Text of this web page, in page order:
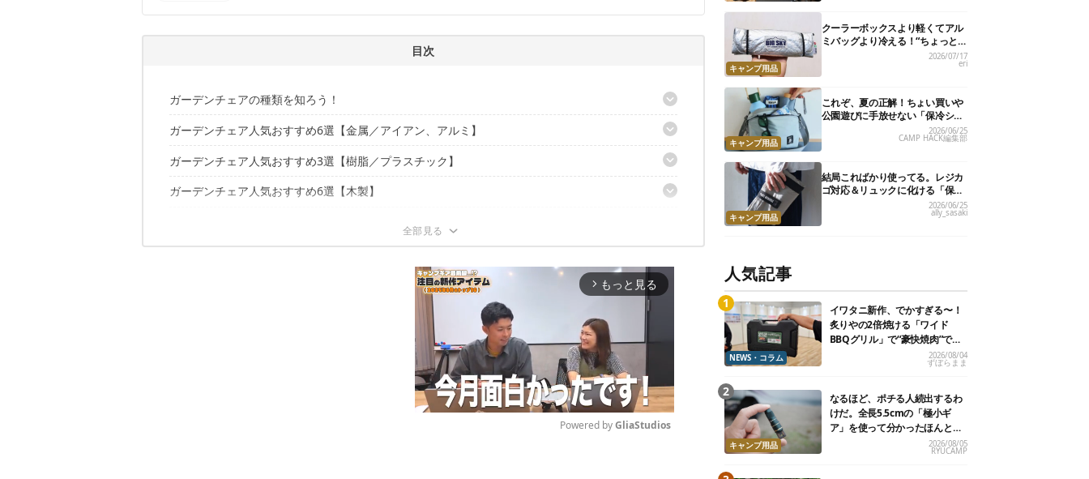
目次
ガーデンチェアの種類を知ろう！
金属／アイアン、アルミ
木製
ラタン調
ガーデンチェア人気おすすめ6選【金属／アイアン、アルミ】
【アルミガーデンチェア 4脚セット】
【ロゼッタ アンティーク チェア 2脚セット】
【タカショー G-Style アルカウンチェア】
【ガーデンチェア アルミチェア】
ガーデンチェア人気おすすめ3選【樹脂／プラスチック】
【アディロンダック チェア】
ガーデンチェア人気おすすめ6選【木製】
【山善 ガーデンマスター フォールディングチェア】
リクライニング式ガーデンチェアおすすめ2選
【ラフマ アールエスエックスエー リクライニングチェア】
【タカショー ローズ ガーデンテーブル3点セット】
【山善 ガーデンマスター モザイクテーブル3点セット】
arrow_forward_ios もっと見る
Powered by GliaStudios
キャンプ用品
クーラーボックスより軽くてアル
ミバッグより冷える！“ちょっと
の保冷”に大活躍の軽量バッグ7選
2026/07/17
eri
キャンプ用品
これぞ、夏の正解！ちょい買いや
公園遊びに手放せない「保冷ショ
2026/06/25
CAMP HACK編集部
キャンプ用品
結局こればかり使ってる。レジカ
ゴ対応＆リュックに化ける「保冷
2026/06/25
ally_sasaki
人気記事
NEWS・コラム
イワタニ新作、でかすぎる〜！
炙りやの2倍焼ける「ワイド
BBQグリル」で“豪快焼肉”でき
2026/08/04
ずぼらまま
キャンプ用品
なるほど、ポチる人続出するわ
けだ。全長5.5cmの「極小ギ
ア」を使って分かったほんとの
2026/08/05
RYUCAMP